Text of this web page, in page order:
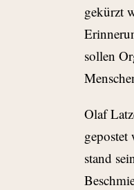
gekürzt
sollen
Olaf
stand